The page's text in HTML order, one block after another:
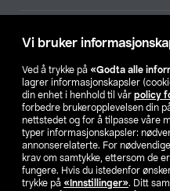
Vi bruker
Ved å trykke på «Godta alle
lagrer informasjonskapsler
din enhet i henhold til vår policy
forbedre brukeropplevelsen din
nettstedet og for å tilpasse våre
typer informasjonskapsler:
annonserelaterte. For
krav om samtykke, ettersom de
fungere. Hvis du istedenfor
trykke på «Innstillinger». Ditt
Våre selskaper
SE